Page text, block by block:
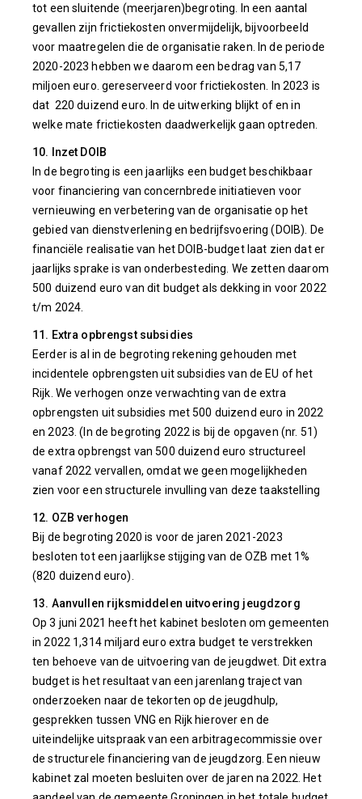
tot een sluitende (meerjaren)begroting. In een aantal
gevallen zijn frictiekosten onvermijdelijk, bijvoorbeeld
voor maatregelen die de organisatie raken. In de periode
2020-2023 hebben we daarom een bedrag van 5,17
miljoen euro. gereserveerd voor frictiekosten. In 2023 is
dat 220 duizend euro. In de uitwerking blijkt of en in
welke mate frictiekosten daadwerkelijk gaan optreden.
10. Inzet DOIB
In de begroting is een jaarlijks een budget beschikbaar
voor financiering van concernbrede initiatieven voor
vernieuwing en verbetering van de organisatie op het
gebied van dienstverlening en bedrijfsvoering (DOIB). De
financiële realisatie van het DOIB-budget laat zien dat er
jaarlijks sprake is van onderbesteding. We zetten daarom
500 duizend euro van dit budget als dekking in voor 2022
t/m 2024.
11. Extra opbrengst subsidies
Eerder is al in de begroting rekening gehouden met
incidentele opbrengsten uit subsidies van de EU of het
Rijk. We verhogen onze verwachting van de extra
opbrengsten uit subsidies met 500 duizend euro in 2022
en 2023. (In de begroting 2022 is bij de opgaven (nr. 51)
de extra opbrengst van 500 duizend euro structureel
vanaf 2022 vervallen, omdat we geen mogelijkheden
zien voor een structurele invulling van deze taakstelling
12. OZB verhogen
Bij de begroting 2020 is voor de jaren 2021-2023
besloten tot een jaarlijkse stijging van de OZB met 1%
(820 duizend euro).
13. Aanvullen rijksmiddelen uitvoering jeugdzorg
Op 3 juni 2021 heeft het kabinet besloten om gemeenten
in 2022 1,314 miljard euro extra budget te verstrekken
ten behoeve van de uitvoering van de jeugdwet. Dit extra
budget is het resultaat van een jarenlang traject van
onderzoeken naar de tekorten op de jeugdhulp,
gesprekken tussen VNG en Rijk hierover en de
uiteindelijke uitspraak van een arbitragecommissie over
de structurele financiering van de jeugdzorg. Een nieuw
kabinet zal moeten besluiten over de jaren na 2022. Het